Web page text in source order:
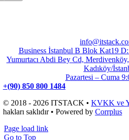
Business İstanbul B Blok Kat19
Yumurtacı Abdi Bey Cd,
Kadıköy/
Pazartesi – Cuma
+(90) 850 800 1484
© 2018 - 2026 ITSTACK • KVKK ve
hakları saklıdır • Powered by Corrplus
Page load link
Go to Top